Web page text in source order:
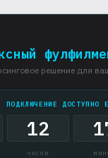
решение для
ДОСТУПНО
12
ЧАСОВ